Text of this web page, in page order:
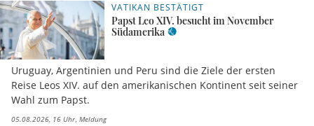
VATIKAN BESTÄTIGT
Papst Leo XIV. besucht im November
Südamerika
Uruguay, Argentinien und Peru sind die Ziele der ersten
Reise Leos XIV. auf den amerikanischen Kontinent seit seiner
Wahl zum Papst.
05.08.2026, 16 Uhr Meldung